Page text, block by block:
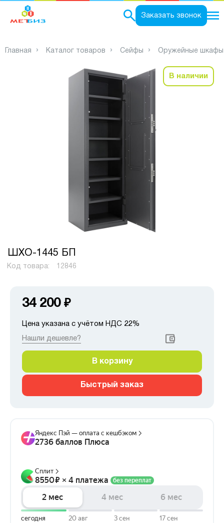
Заказать звонок
Главная Каталог товаров Сейфы Оружейные
В наличии
ШХО-1445 БП
Код товара: 12846
34 200 ₽
Цена указана с учётом НДС 22%
Нашли дешевле?
В корзину
Быстрый заказ